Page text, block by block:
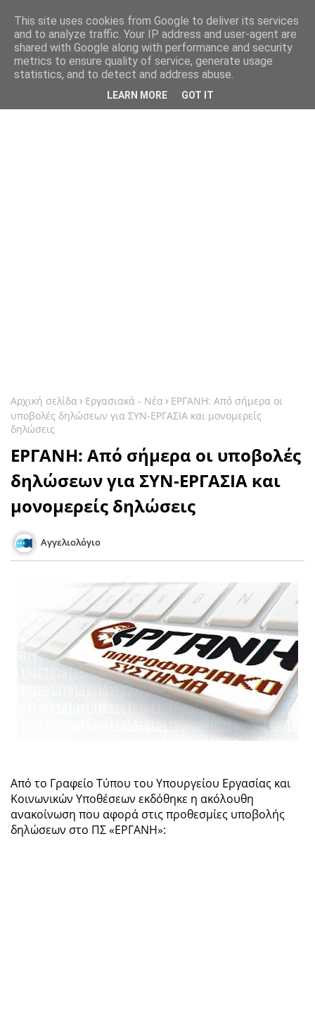
Αρχική σελίδα Εργασιακά - Νέα
ΕΡΓΑΝΗ: Από σήμερα οι
υποβολές δηλώσεων για ΣΥΝ-ΕΡΓΑΣΙΑ και μονομερείς
δηλώσεις
ΕΡΓΑΝΗ: Από σήμερα οι υποβολές
δηλώσεων για ΣΥΝ-ΕΡΓΑΣΙΑ και
μονομερείς δηλώσεις
Αγγελιολόγιο
Από το Γραφείο Τύπου του Υπουργείου Εργασίας και
Κοινωνικών Υποθέσεων εκδόθηκε η ακόλουθη
ανακοίνωση που αφορά στις προθεσμίες υποβολής
δηλώσεων στο ΠΣ «ΕΡΓΑΝΗ»:
This site uses cookies from Google to deliver its services
and to analyze traffic. Your IP address and user-agent are
shared with Google along with performance and security
metrics to ensure quality of service, generate usage
statistics, and to detect and address abuse.
LEARN MORE GOT IT